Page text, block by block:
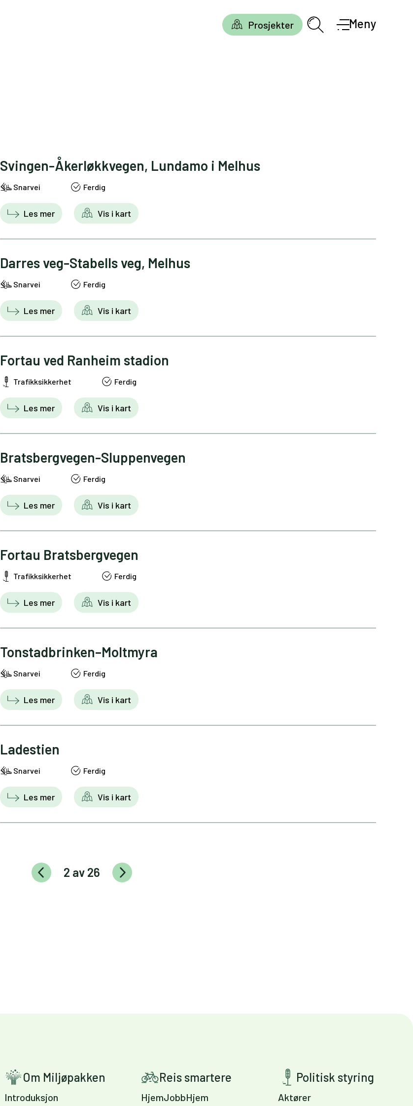
Prosjekter Meny
Svingen-Åkerløkkvegen, Lundamo i Melhus
Snarvei Ferdig
Les mer Vis i kart
Darres veg-Stabells veg, Melhus
Snarvei Ferdig
Les mer Vis i kart
Fortau ved Ranheim stadion
Trafikksikkerhet Ferdig
Les mer Vis i kart
Bratsbergvegen-Sluppenvegen
Snarvei Ferdig
Les mer Vis i kart
Fortau Bratsbergvegen
Trafikksikkerhet Ferdig
Les mer Vis i kart
Tonstadbrinken–Moltmyra
Snarvei Ferdig
Les mer Vis i kart
Ladestien
Snarvei Ferdig
Les mer Vis i kart
2 av 26
Om Miljøpakken
Introduksjon
Reis smartere
HjemJobbHjem
Politisk styring
Aktører